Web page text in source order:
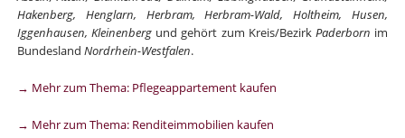
Hakenberg, Henglarn, Herbram, Herbram-Wald, Holtheim, Husen,
Iggenhausen, Kleinenbergund gehört zum Kreis/BezirkPaderborn im
Bundesland Nordrhein-Westfalen.
→ Mehr zum Thema: Pflegeappartement kaufen
→ Mehr zum Thema: Renditeimmobilien kaufen